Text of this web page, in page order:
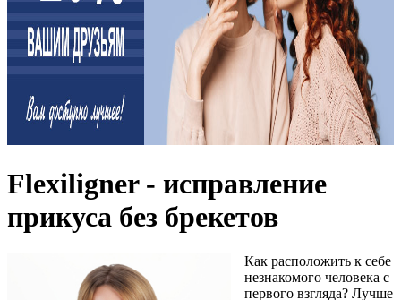
Flexiligner - исправление
прикуса без брекетов
Как расположить к себе
незнакомого человека с
первого взгляда? Лучше